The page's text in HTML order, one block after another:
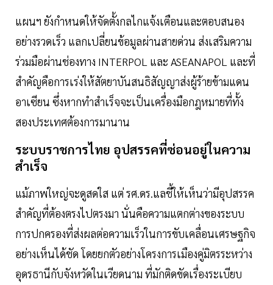
แผนฯ ยังกำหนดให้จัดตั้งกลไกแจ้งเตือนและตอบสนอง
อย่างรวดเร็ว แลกเปลี่ยนข้อมูลผ่านสายด่วน ส่งเสริมความ
ร่วมมือผ่านช่องทาง INTERPOL และ ASEANAPOL และที่
สำคัญคือการเร่งให้สัตยาบันสนธิสัญญาส่งผู้ร้ายข้ามแดน
อาเซียน ซึ่งหากทำสำเร็จจะเป็นเครื่องมือกฎหมายที่ทั้ง
สองประเทศต้องการมานาน
ระบบราชการไทย อุปสรรคที่ซ่อนอยู่ในความ
สำเร็จ
แม้ภาพใหญ่จะดูสดใส แต่ รศ.ดร.แลชี้ให้เห็นว่ามีอุปสรรค
สำคัญที่ต้องตรงไปตรงมา นั่นคือความแตกต่างของระบบ
การปกครองที่ส่งผลต่อความเร็วในการขับเคลื่อนเศรษฐกิจ
อย่างเห็นได้ชัด โดยยกตัวอย่างโครงการเมืองคู่มิตรระหว่าง
อุดรธานีกับจังหวัดในเวียดนาม ที่มักติดขัดเรื่องระเบียบ